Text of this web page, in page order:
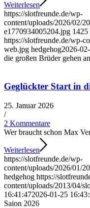
Weiterlesen
https://slotfreunde.de/wp-
content/uploads/2026/02/
e1770934005204.jpg 1425
https://slotfreunde.de/wp-
web.jpg hedgehog2026-
die großen Brüder gehen
Geglückter Start in
25. Januar 2026
/
2 Kommentare
Wer braucht schon Max
Weiterlesen
https://slotfreunde.de/wp-
content/uploads/2026/01/
hedgehog https://
content/uploads/2013/04/
16:41:472026-01-25
Saion 2026